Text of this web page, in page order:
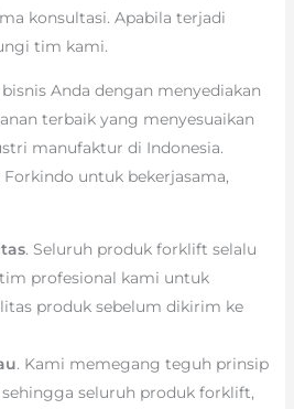
konsultasi. Apabila terjadi
tim kami.
Anda dengan menyediakan
terbaik yang menyesuaikan
manufaktur di Indonesia.
untuk bekerjasama,
. Seluruh produk forklift selalu
profesional kami untuk
produk sebelum dikirim ke
. Kami memegang teguh prinsip
seluruh produk forklift,